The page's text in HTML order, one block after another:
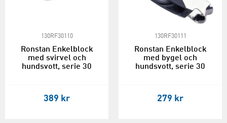
130RF30110
Ronstan Enkelblock
med svirvel och
hundsvott, serie 30
389 kr
130RF30111
Ronstan Enkelblock
med bygel och
hundsvott, serie 30
279 kr